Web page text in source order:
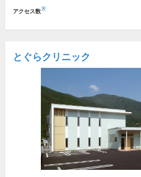
アクセス数※
とぐらクリニック